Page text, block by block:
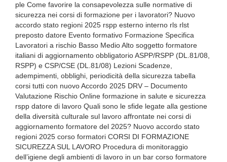
ple Come favorire la consapevolezza sulle normative di
sicurezza nei corsi di formazione per i lavoratori? Nuovo
accordo stato regioni 2025 rspp esterno interno rls rlst
preposto datore Evento formativo Formazione Specifica
Lavoratori a rischio Basso Medio Alto soggetto formatore
italiani di aggiornamento obbligatorio ASPP/RSPP (DL.81/08,
RSPP) e CSP/CSE (DL.81/08) Lezioni Scadenze,
adempimenti, obblighi, periodicità della sicurezza tabella
corsi tutti con nuovo Accordo 2025 DRV – Documento
Valutazione Rischio Online formazione in salute e sicurezza
rspp datore di lavoro Quali sono le sfide legate alla gestione
della diversità culturale sul lavoro affrontate nei corsi di
aggiornamento formatore del 2025? Nuovo accordo stato
regioni 2025 corso formatori CORSI DI FORMAZIONE
SICUREZZA SUL LAVORO Procedura di monitoraggio
dell’igiene degli ambienti di lavoro in un bar corso formatore